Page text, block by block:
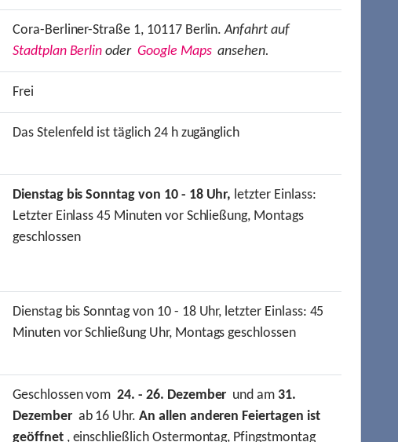
Cora-Berliner-Straße 1, 10117 Berlin.Anfahrt auf
Stadtplan Berlin oder Google Mapsansehen.
Frei
Das Stelenfeld ist täglich 24 h zugänglich
Dienstag bis Sonntag von 10 - 18 Uhr, letzter Einlass:
Letzter Einlass 45 Minuten vor Schließung, Montags
geschlossen
Dienstag bis Sonntag von 10 - 18 Uhr, letzter Einlass: 45
Minuten vor Schließung Uhr, Montags geschlossen
Geschlossen vom24. - 26. Dezember und am31.
Dezemberab 16 Uhr.An allen anderen Feiertagen ist
geöffnet, einschließlich Ostermontag, Pfingstmontag